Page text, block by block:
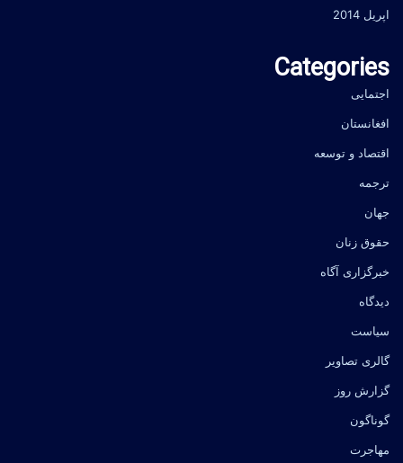
اپریل 2014
Categories
اجتمایی
افغانستان
اقتصاد و توسعه
ترجمه
جهان
حقوق زنان
خبرگزاری آگاه
دیدگاه
سیاست
گالری تصاویر
گزارش روز
گوناگون
مهاجرت